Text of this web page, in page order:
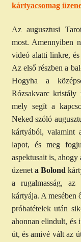
kártyacsomag
Az augusztusi
most. Amennyiben
videó alatti linkre,
Az első részben a
Hogyha a
Rózsakvarc kristály
mely segít a
Neked szóló
kártyából, valamint
lapot, és meg
aspektusait is,
üzeneta Bolond
a rugalmasság, az
kártyája. A
próbatételek után
ahonnan elindult, és
út, és amivé vált az